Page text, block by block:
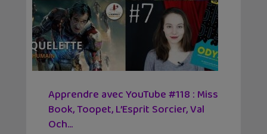
Apprendre avec YouTube #118 : Miss
Book, Toopet, L’Esprit Sorcier, Val
Och…